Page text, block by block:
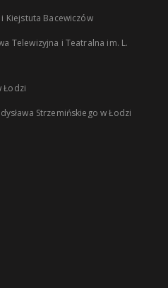
Kiejstuta Bacewiczów
Telewizyjna i Teatralna im. L.
Łodzi
Strzemińskiego w Łodzi